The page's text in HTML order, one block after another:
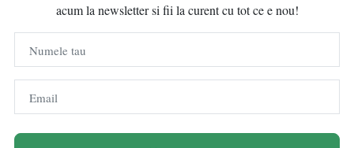
acum la newsletter si fii la curent cu tot ce e nou!
Numele tau
Email